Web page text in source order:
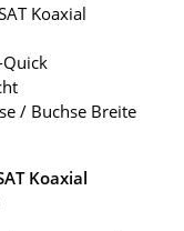
Koaxial
Quick
/ Buchse Breite
Koaxial